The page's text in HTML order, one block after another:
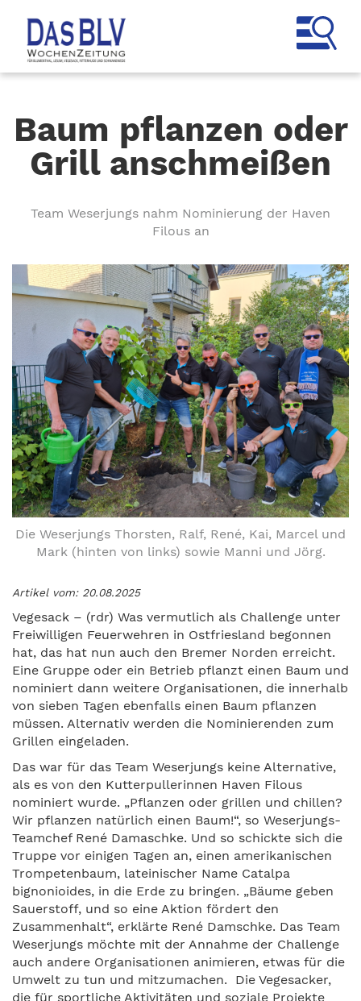
Baum pflanzen oder
Grill anschmeißen
Team Weserjungs nahm Nominierung der Haven
Filous an
Die Weserjungs Thorsten, Ralf, René, Kai, Marcel und
Mark (hinten von links) sowie Manni und Jörg.
Artikel vom: 20.08.2025
Vegesack – (rdr) Was vermutlich als Challenge unter
Freiwilligen Feuerwehren in Ostfriesland begonnen
hat, das hat nun auch den Bremer Norden erreicht.
Eine Gruppe oder ein Betrieb pflanzt einen Baum und
nominiert dann weitere Organisationen, die innerhalb
von sieben Tagen ebenfalls einen Baum pflanzen
müssen. Alternativ werden die Nominierenden zum
Grillen eingeladen.
Das war für das Team Weserjungs keine Alternative,
als es von den Kutterpullerinnen Haven Filous
nominiert wurde. „Pflanzen oder grillen und chillen?
Wir pflanzen natürlich einen Baum!“, so Weserjungs-
Teamchef René Damaschke. Und so schickte sich die
Truppe vor einigen Tagen an, einen amerikanischen
Trompetenbaum, lateinischer Name Catalpa
bignonioides, in die Erde zu bringen. „Bäume geben
Sauerstoff, und so eine Aktion fördert den
Zusammenhalt“, erklärte René Damschke. Das Team
Weserjungs möchte mit der Annahme der Challenge
auch andere Organisationen animieren, etwas für die
Umwelt zu tun und mitzumachen. Die Vegesacker,
die für sportliche Aktivitäten und soziale Projekte